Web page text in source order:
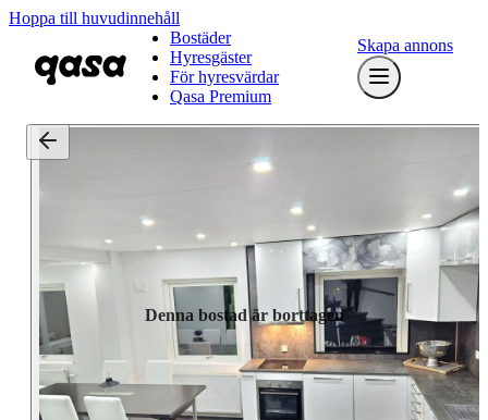
Hoppa till huvudinnehåll
Bostäder
Hyresgäster
För hyresvärdar
Qasa Premium
Skapa annons
Denna bostad är borttagen